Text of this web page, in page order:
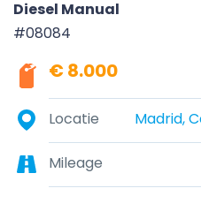
Diesel Manual
#08084
€ 8.000
Locatie Madrid,
Mileage